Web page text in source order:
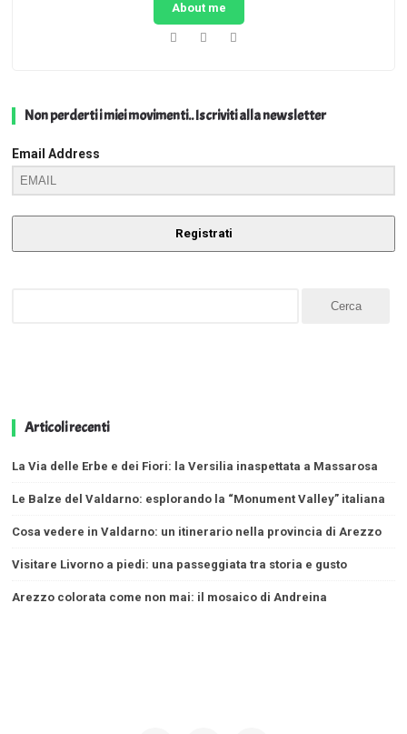
About me
Non perderti i miei movimenti.. Iscriviti alla newsletter
Email Address
Registrati
Articoli recenti
La Via delle Erbe e dei Fiori: la Versilia inaspettata a Massarosa
Le Balze del Valdarno: esplorando la “Monument Valley” italiana
Cosa vedere in Valdarno: un itinerario nella provincia di Arezzo
Visitare Livorno a piedi: una passeggiata tra storia e gusto
Arezzo colorata come non mai: il mosaico di Andreina